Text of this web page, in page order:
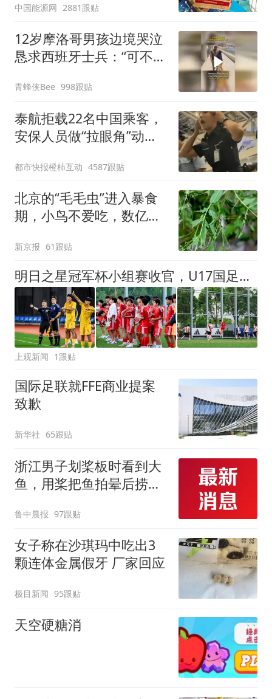
中国能源网 2881跟贴
12岁摩洛哥男孩边境哭泣
恳求西班牙士兵：“可不可
青蜂侠Bee 998跟贴
泰航拒载22名中国乘客，
安保人员做“拉眼角”动
拒绝登机决定由航司作
出；亲历者：曾承诺免费
改签但没兑现
都市快报橙柿互动 4587跟贴
北京的“毛毛虫”进入暴食
期，小鸟不爱吃，数亿头
新京报 61跟贴
明日之星冠军杯小组赛收官，U17国足、上海队都晋级四强，东道主会师决赛？
上观新闻 1跟贴
国际足联就FFE商业提案
致歉
新华社 65跟贴
浙江男子划桨板时看到大
鱼，用桨把鱼拍晕后捞
两，做成红烧辣子鱼块，
味道很好
鲁中晨报 97跟贴
女子称在沙琪玛中吃出3
颗连体金属假牙 厂家回应
极目新闻 95跟贴
天空硬糖消